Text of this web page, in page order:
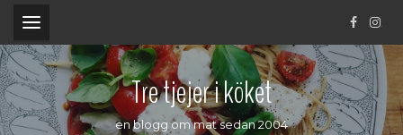
.
Tre tjejer i köket
en blogg om mat sedan 2004